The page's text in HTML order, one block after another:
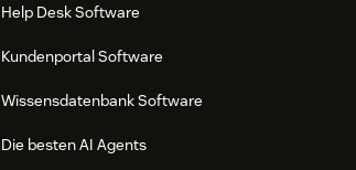
Help Desk Software
Kundenportal Software
Wissensdatenbank Software
Die besten AI Agents